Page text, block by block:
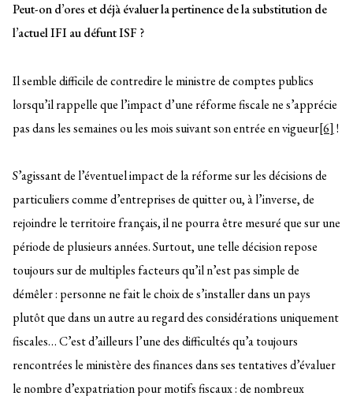
Peut-on d’ores et déjà évaluer la pertinence de la substitution de
l’actuel IFI au défunt ISF ?
Il semble difficile de contredire le ministre de comptes publics
lorsqu’il rappelle que l’impact d’une réforme fiscale ne s’apprécie
pas dans les semaines ou les mois suivant son entrée en vigueur[6] !
S’agissant de l’éventuel impact de la réforme sur les décisions de
particuliers comme d’entreprises de quitter ou, à l’inverse, de
rejoindre le territoire français, il ne pourra être mesuré que sur une
période de plusieurs années. Surtout, une telle décision repose
toujours sur de multiples facteurs qu’il n’est pas simple de
démêler : personne ne fait le choix de s’installer dans un pays
plutôt que dans un autre au regard des considérations uniquement
fiscales… C’est d’ailleurs l’une des difficultés qu’a toujours
rencontrées le ministère des finances dans ses tentatives d’évaluer
le nombre d’expatriation pour motifs fiscaux : de nombreux